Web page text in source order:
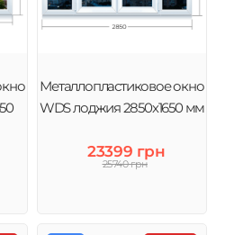
Металлопластиковое окно
WDS лоджия 2850х1650 мм
23399 грн
25740 грн